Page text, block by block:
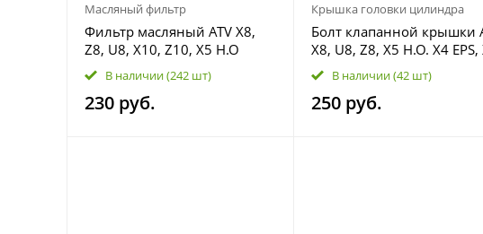
Масляный фильтр
Фильтр масляный ATV X8,
Z8, U8, X10, Z10, X5 H.O
0800-011300-0004
В наличии(242 шт)
230 руб.
Крышка головки цилиндра
Болт клапанной крышки
X8, U8, Z8, X5 H.O. X4 EPS,
H.O. X6, X10EPS 0800-
В наличии(42 шт)
250 руб.